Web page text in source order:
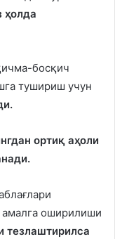
ҳолда
босқич
тушириш учун
ортиқ аҳоли
амалга оширилиши
тезлаштирилса